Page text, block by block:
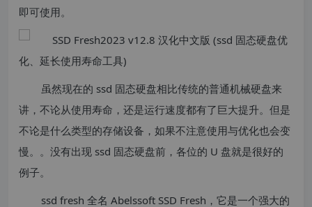
即可使用。
虽然现在的 ssd 固态硬盘相比传统的普通机械硬盘来
讲，不论从使用寿命，还是运行速度都有了巨大提升。但是
不论是什么类型的存储设备，如果不注意使用与优化也会变
慢。。没有出现 ssd 固态硬盘前，各位的 U 盘就是很好的
例子。
ssd fresh 全名 Abelssoft SSD Fresh，它是一个强大的